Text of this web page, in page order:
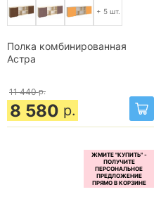
+ 5 шт.
Полка комбинированная
Астра
11 440 р.
8 580 р.